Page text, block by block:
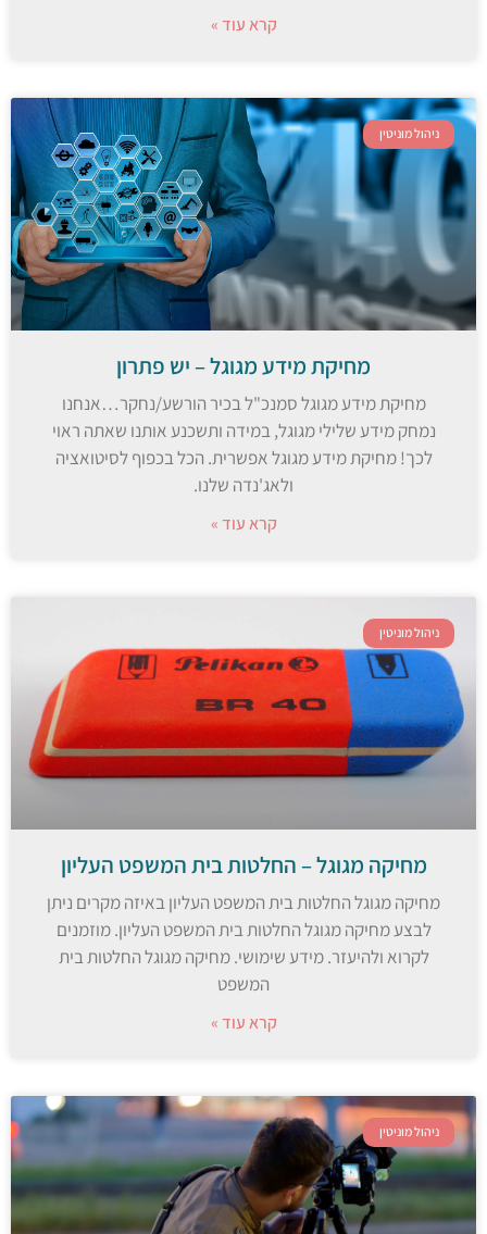
קרא עוד »
ניהול מוניטין
מחיקת מידע מגוגל – יש פתרון
מחיקת מידע מגוגל סמנכ"ל בכיר הורשע/נחקר…אנחנו
נמחק מידע שלילי מגוגל, במידה ותשכנע אותנו שאתה ראוי
לכך! מחיקת מידע מגוגל אפשרית. הכל בכפוף לסיטואציה
ולאג'נדה שלנו.
קרא עוד »
ניהול מוניטין
מחיקה מגוגל – החלטות בית המשפט העליון
מחיקה מגוגל החלטות בית המשפט העליון באיזה מקרים ניתן
לבצע מחיקה מגוגל החלטות בית המשפט העליון. מוזמנים
לקרוא ולהיעזר. מידע שימושי. מחיקה מגוגל החלטות בית
המשפט
קרא עוד »
ניהול מוניטין